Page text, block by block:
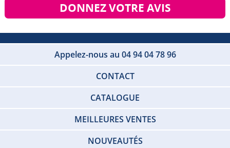
DONNEZ VOTRE AVIS
Appelez-nous au 04 94 04 78 96
CONTACT
CATALOGUE
MEILLEURES VENTES
NOUVEAUTÉS